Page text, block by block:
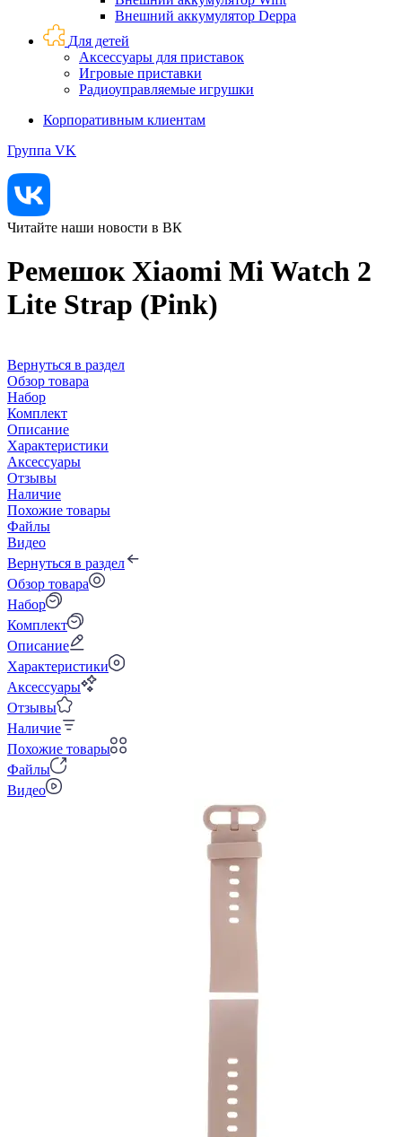
Внешний аккумулятор Deppa
Для детей
Аксессуары для приставок
Игровые приставки
Радиоуправляемые игрушки
Корпоративным клиентам
Группа VK
Читайте наши новости в ВК
Ремешок Xiaomi Mi Watch 2
Lite Strap (Pink)
Вернуться в раздел
Обзор товара
Набор
Комплект
Описание
Характеристики
Аксессуары
Отзывы
Наличие
Похожие товары
Файлы
Видео
Вернуться в раздел
Обзор товара
Набор
Комплект
Описание
Характеристики
Аксессуары
Отзывы
Наличие
Похожие товары
Файлы
Видео